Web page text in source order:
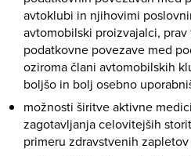
avtoklubi in njihovimi
avtomobilski proizvajalci,
podatkovne povezave med
oziroma člani avtomobilskih
boljšo in bolj osebno
možnosti širitve aktivne
zagotavljanja celovitejših
primeru zdravstvenih